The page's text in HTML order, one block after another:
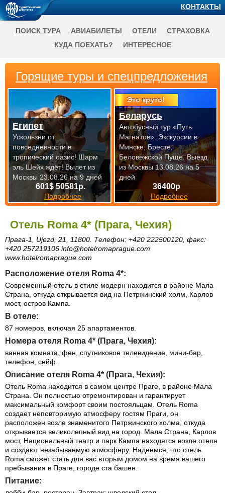
Отель Roma 4* (Прага, Чехия)
Прага-1, Ujezd, 21, 11800. Телефон: +420 222500120, факс:
+420 257219106 info@hotelromaprague.com
www.hotelromaprague.com
Расположение отеля Roma 4*:
Современный отель в стиле модерн находится в районе Мала
Страна, откуда открывается вид на Петржинский холм, Карлов
мост, остров Кампа.
В отеле:
87 номеров, включая 25 апартаментов.
Номера отеля Roma 4* (Прага, Чехия):
ванная комната, фен, спутниковое телевидение, мини-бар,
телефон, сейф.
Описание отеля Roma 4* (Прага, Чехия):
Отель Roma находится в самом центре Праге, в районе Мала
Страна. Он полностью отремонтирован и гарантирует
максимальный комфорт своим постояльцам. Отель Roma
создает неповторимую атмосферу гостям Праги, он
расположен возле знаменитого Петржинского холма, откуда
открывается великолепный вид на город. Мала Страна, Карлов
мост, Национальный театр и парк Кампа находятся возле отеля
и создают незабываемую атмосферу. Надеемся, что отель
Roma сможет стать для вас вторым домом на время вашего
пребывания в Праге, городе ста башен.
Питание:
Горящие туры и спецпредложения
601$ 50581р.
Подробнее
Египет
Ускользни от
повседневности в
тропический оазис! Шарм
эль Шейх ждёт!Вылет из
Москвы 23.08.26 на 9 дней
Это круто!
36400р
Подробнее
Беларусь
Автобусный тур «Путь
Магнатов». Экскурсии в
Минске, Бресте,
Беловежской Пуще.Выезд
из Москвы 13.08.26 на 5
дней
КОНТАКТЫ
ПОИСК ТУРА АВИАБИЛЕТЫ ОТЕЛИ
СТРАХОВКА
КУДА ПОЕХАТЬ?
ИНТЕРЕСНОЕ